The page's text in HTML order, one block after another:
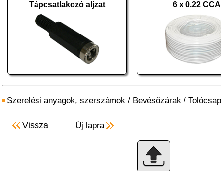
Tápcsatlakozó aljzat 6 x 0.22 CCA
Szerelési anyagok, szerszámok / Bevésőzárak /
Vissza Új lapra